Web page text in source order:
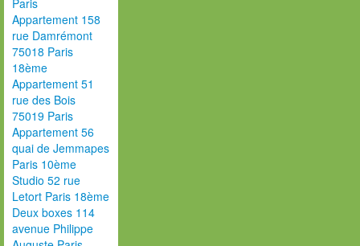
Paris
Appartement 158
rue Damrémont
75018 Paris
18ème
Appartement 51
rue des Bois
75019 Paris
Appartement 56
quai de Jemmapes
Paris 10ème
Studio 52 rue
Letort Paris 18ème
Deux boxes 114
avenue Philippe